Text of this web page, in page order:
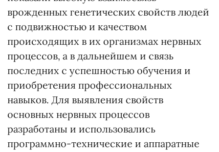
врожденных генетических свойств людей
с подвижностью и качеством
происходящих в их организмах нервных
процессов, а в дальнейшем и связь
последних с успешностью обучения и
приобретения профессиональных
навыков. Для выявления свойств
основных нервных процессов
разработаны и использовались
программно-технические и аппаратные